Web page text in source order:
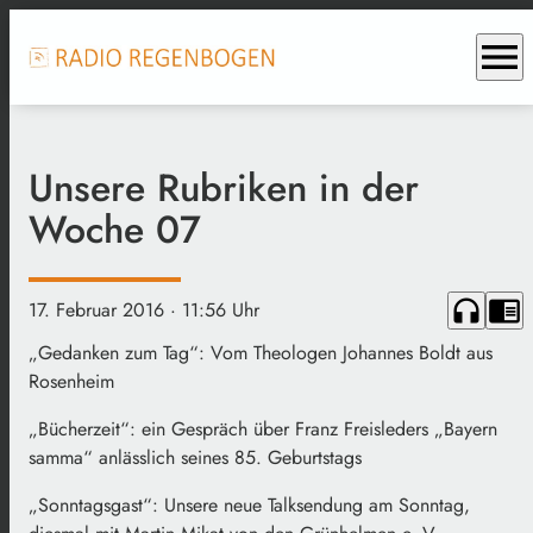
menu
Unsere Rubriken in der
Woche 07
17. Februar 2016 · 11:56 Uhr headphones chrome_reader_mode
„Gedanken zum Tag“: Vom Theologen Johannes Boldt aus
Rosenheim
„Bücherzeit“: ein Gespräch über Franz Freisleders „Bayern
samma“ anlässlich seines 85. Geburtstags
„Sonntagsgast“: Unsere neue Talksendung am Sonntag,